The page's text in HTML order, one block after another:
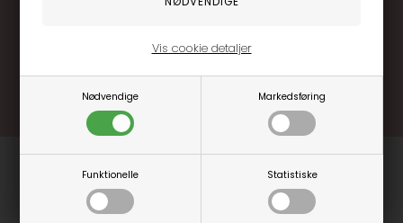
Nødvendige Markedsføring
Funktionelle Statistiske
Vis cookie detaljer
Læs mere og bliv medlem